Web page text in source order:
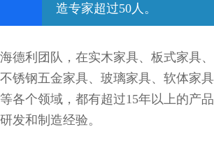
造专家超过50人。
海德利团队，在实木家具、板式家具、
不锈钢五金家具、玻璃家具、软体家具
等各个领域，都有超过15年以上的产品
研发和制造经验。